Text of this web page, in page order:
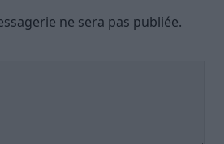
ne sera pas publiée.